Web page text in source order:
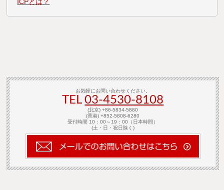
お気軽にお問い合わせください。
TEL03-4530-8108
(北京) +86-5834-5880
(香港) +852-5808-6280
受付時間 10：00～19：00（日本時間）
(土・日・祝日除く)